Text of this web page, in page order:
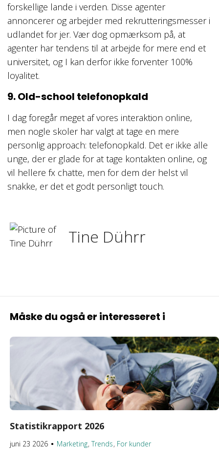
forskellige lande i verden. Disse agenter
annoncerer og arbejder med rekrutteringsmesser i
udlandet for jer. Vær dog opmærksom på, at
agenter har tendens til at arbejde for mere end et
universitet, og I kan derfor ikke forventer 100%
loyalitet.
9. Old-school telefonopkald
I dag foregår meget af vores interaktion online,
men nogle skoler har valgt at tage en mere
personlig approach: telefonopkald. Det er ikke alle
unge, der er glade for at tage kontakten online, og
vil hellere fx chatte, men for dem der helst vil
snakke, er det et godt personligt touch.
Tine Dührr
Måske du også er interesseret i
Statistikrapport 2026
juni 23 2026 ● Marketing Trends For kunder